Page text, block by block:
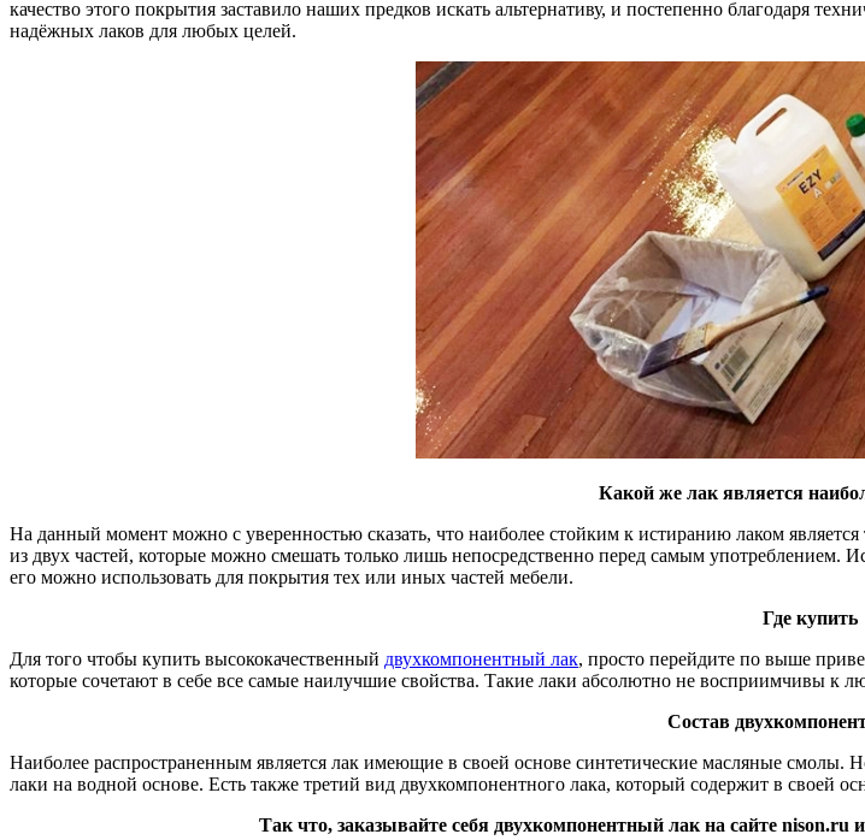
качество этого покрытия заставило наших предков искать альтернативу, и постепенно благодаря
надёжных лаков для любых целей.
Какой же лак является
На данный момент можно с уверенностью сказать, что наиболее стойким к истиранию лаком
из двух частей, которые можно смешать только лишь непосредственно перед самым употреблением.
его можно использовать для покрытия тех или иных частей мебели.
Где купить
Для того чтобы купить высококачественный двухкомпонентный лак, просто перейдите по выше
которые сочетают в себе все самые наилучшие свойства. Такие лаки абсолютно не восприимчивы к
Состав
Наиболее распространенным является лак имеющие в своей основе синтетические масляные смолы.
лаки на водной основе. Есть также третий вид двухкомпонентного лака, который содержит в своей
Так что, заказывайте себя двухкомпонентный лак на сайте